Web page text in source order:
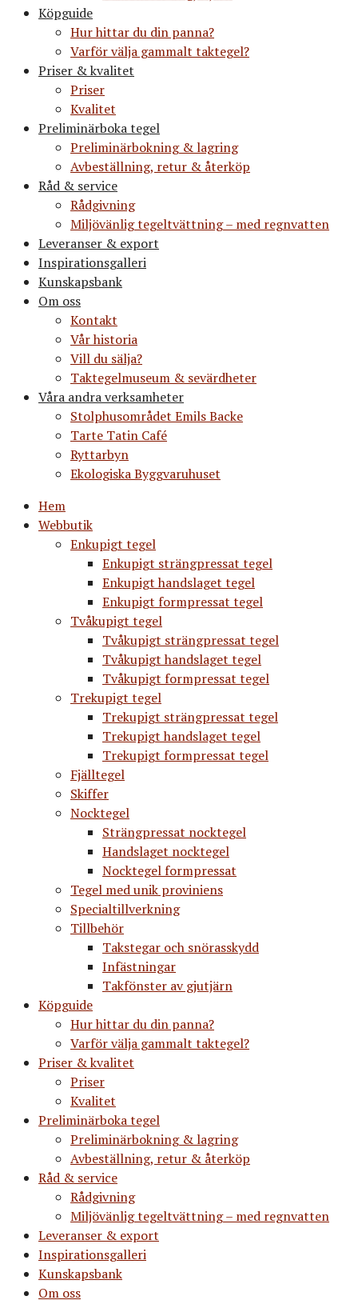
Köpguide
Hur hittar du din panna?
Varför välja gammalt taktegel?
Priser & kvalitet
Priser
Kvalitet
Preliminärboka tegel
Preliminärbokning & lagring
Avbeställning, retur & återköp
Råd & service
Rådgivning
Miljövänlig tegeltvättning – med regnvatten
Leveranser & export
Inspirationsgalleri
Kunskapsbank
Om oss
Kontakt
Vår historia
Vill du sälja?
Taktegelmuseum & sevärdheter
Våra andra verksamheter
Stolphusområdet Emils Backe
Tarte Tatin Café
Ryttarbyn
Ekologiska Byggvaruhuset
Hem
Webbutik
Enkupigt tegel
Enkupigt strängpressat tegel
Enkupigt handslaget tegel
Enkupigt formpressat tegel
Tvåkupigt tegel
Tvåkupigt strängpressat tegel
Tvåkupigt handslaget tegel
Tvåkupigt formpressat tegel
Trekupigt tegel
Trekupigt strängpressat tegel
Trekupigt handslaget tegel
Trekupigt formpressat tegel
Fjälltegel
Skiffer
Nocktegel
Strängpressat nocktegel
Handslaget nocktegel
Nocktegel formpressat
Tegel med unik proviniens
Specialtillverkning
Tillbehör
Takstegar och snörasskydd
Infästningar
Takfönster av gjutjärn
Köpguide
Hur hittar du din panna?
Varför välja gammalt taktegel?
Priser & kvalitet
Priser
Kvalitet
Preliminärboka tegel
Preliminärbokning & lagring
Avbeställning, retur & återköp
Råd & service
Rådgivning
Miljövänlig tegeltvättning – med regnvatten
Leveranser & export
Inspirationsgalleri
Kunskapsbank
Om oss